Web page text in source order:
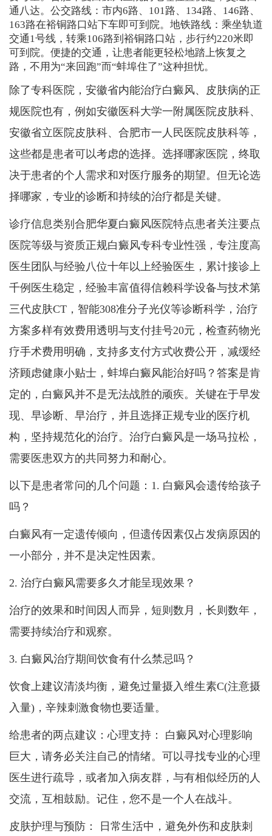
通八达。公交路线：市内6路、101路、134路、146路、
163路在裕铜路口站下车即可到院。地铁路线：乘坐轨道
交通1号线，转乘106路到裕铜路口站，步行约220米即
可到院。便捷的交通，让患者能更轻松地踏上恢复之
路，不用为“来回跑”而“蚌埠住了”这种担忧。
除了专科医院，安徽省内能治疗白癜风、皮肤病的正
规医院也有，例如安徽医科大学一附属医院皮肤科、
安徽省立医院皮肤科、合肥市一人民医院皮肤科等，
这些都是患者可以考虑的选择。选择哪家医院，终取
决于患者的个人需求和对医疗服务的期望。但无论选
择哪家，专业的诊断和持续的治疗都是关键。
诊疗信息类别合肥华夏白癜风医院特点患者关注要点
医院等级与资质正规白癜风专科专业性强，专注度高
医生团队与经验八位十年以上经验医生，累计接诊上
千例医生稳定，经验丰富值得信赖科学设备与技术第
三代皮肤CT，智能308准分子光仪等诊断科学，治疗
方案多样有效费用透明与支付挂号20元，检查药物光
疗手术费用明确，支持多支付方式收费公开，减缓经
济顾虑健康小贴士，蚌埠白癜风能治好吗？答案是肯
定的，白癜风并不是无法战胜的顽疾。关键在于早发
现、早诊断、早治疗，并且选择正规专业的医疗机
构，坚持规范化的治疗。治疗白癜风是一场马拉松，
需要医患双方的共同努力和耐心。
以下是患者常问的几个问题：1. 白癜风会遗传给孩子
吗？
白癜风有一定遗传倾向，但遗传因素仅占发病原因的
一小部分，并不是决定性因素。
2. 治疗白癜风需要多久才能呈现效果？
治疗的效果和时间因人而异，短则数月，长则数年，
需要持续治疗和观察。
3. 白癜风治疗期间饮食有什么禁忌吗？
饮食上建议清淡均衡，避免过量摄入维生素C(注意摄
入量)，辛辣刺激食物也要适量。
给患者的两点建议：心理支持： 白癜风对心理影响
巨大，请务必关注自己的情绪。可以寻找专业的心理
医生进行疏导，或者加入病友群，与有相似经历的人
交流，互相鼓励。记住，您不是一个人在战斗。
皮肤护理与预防： 日常生活中，避免外伤和皮肤刺